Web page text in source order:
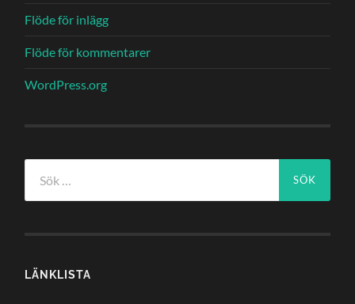
Flöde för inlägg
Flöde för kommentarer
WordPress.org
efter:
LÄNKLISTA